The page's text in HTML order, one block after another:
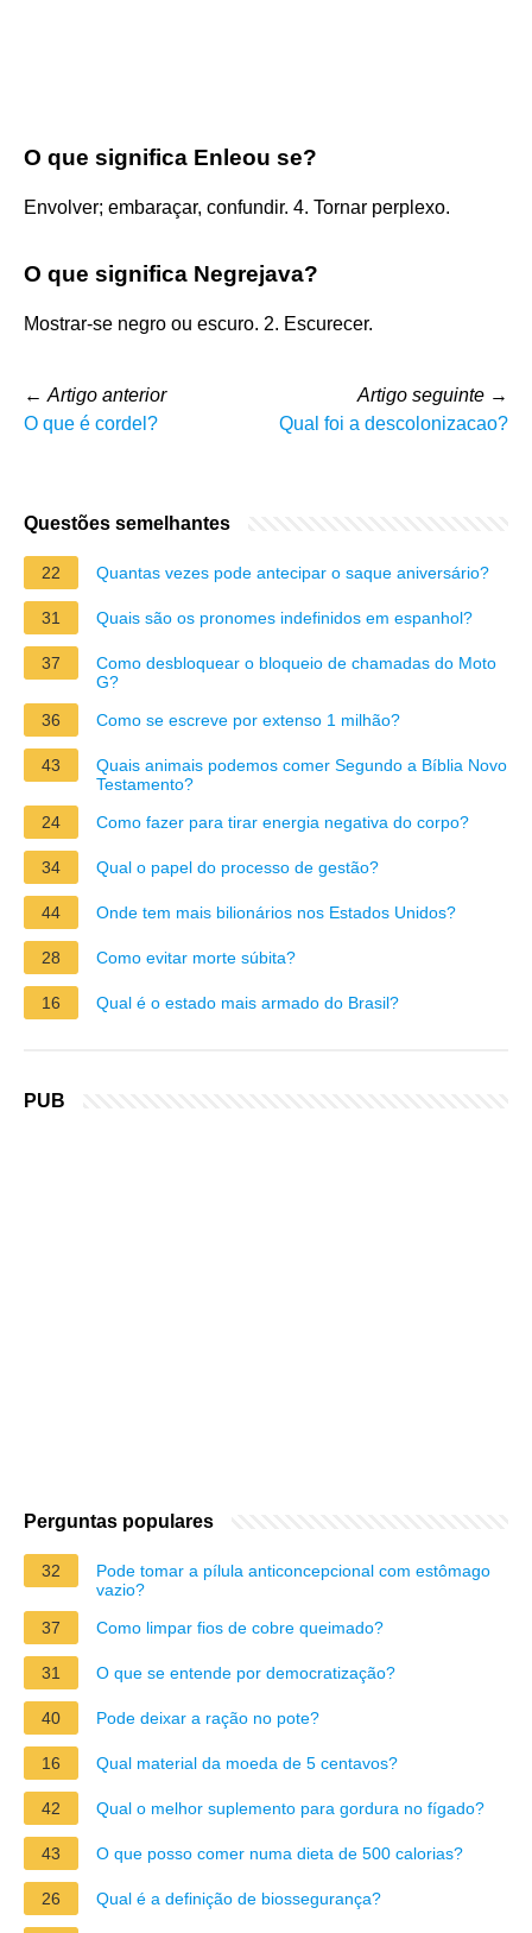
O que significa Enleou se?
Envolver; embaraçar, confundir. 4. Tornar perplexo.
O que significa Negrejava?
Mostrar-se negro ou escuro. 2. Escurecer.
← Artigo anterior
O que é cordel?
Artigo seguinte →
Qual foi a descolonizacao?
Questões semelhantes
22 Quantas vezes pode antecipar o saque aniversário?
31 Quais são os pronomes indefinidos em espanhol?
37
Como desbloquear o bloqueio de chamadas do Moto
G?
36
Como se escreve por extenso 1 milhão?
43
Quais animais podemos comer Segundo a Bíblia Novo
Testamento?
24
Como fazer para tirar energia negativa do corpo?
34 Qual o papel do processo de gestão?
44 Onde tem mais bilionários nos Estados Unidos?
28 Como evitar morte súbita?
16 Qual é o estado mais armado do Brasil?
PUB
Perguntas populares
32
Pode tomar a pílula anticoncepcional com estômago
vazio?
37
Como limpar fios de cobre queimado?
31 O que se entende por democratização?
40 Pode deixar a ração no pote?
16 Qual material da moeda de 5 centavos?
42 Qual o melhor suplemento para gordura no fígado?
43 O que posso comer numa dieta de 500 calorias?
26 Qual é a definição de biossegurança?